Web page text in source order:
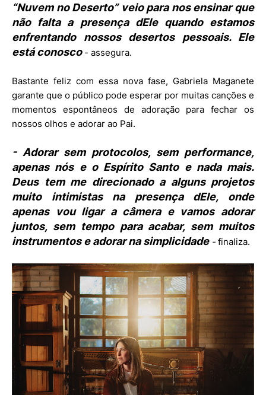
“Nuvem no Deserto” veio para nos ensinar que
não falta a presença dEle quando estamos
enfrentando nossos desertos pessoais. Ele
está conosco- assegura.
Bastante feliz com essa nova fase, Gabriela Maganete
garante que o público pode esperar por muitas canções e
momentos espontâneos de adoração para fechar os
nossos olhos e adorar ao Pai.
- Adorar sem protocolos, sem performance,
apenas nós e o Espírito Santo e nada mais.
Deus tem me direcionado a alguns projetos
muito intimistas na presença dEle, onde
apenas vou ligar a câmera e vamos adorar
juntos, sem tempo para acabar, sem muitos
instrumentos e adorar na simplicidade- finaliza.